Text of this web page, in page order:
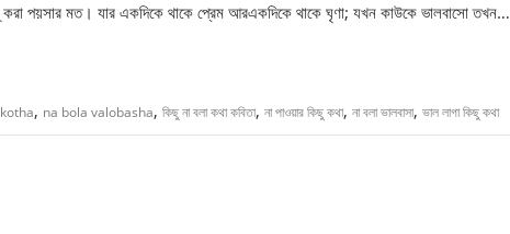
করা পয়সার মত। যার একদিকে থাকে প্রেম আরএকদিকে থাকে ঘৃণা; যখন কাউকে ভালবাসো তখন…
, na bola valobasha, কিছু না বলা কথা কবিতা, না পাওয়ার কিছু কথা, না বলা ভালবাসা, ভাল লাগা কিছু কথা